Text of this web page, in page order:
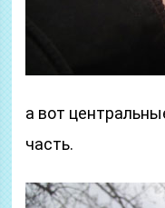
а вот
часть.